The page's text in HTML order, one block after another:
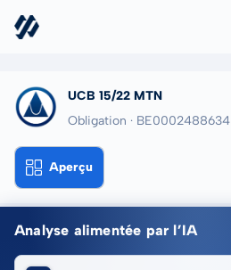
UCB 15/22 MTN
Obligation · BE0002488634
Aperçu
Analyse alimentée par l’IA